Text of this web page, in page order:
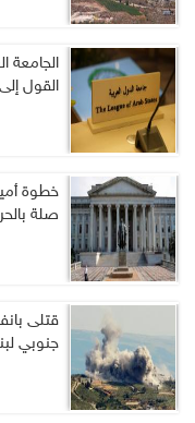
الجامعة
القول
خطوة
صلة
قتلى
جنوبي